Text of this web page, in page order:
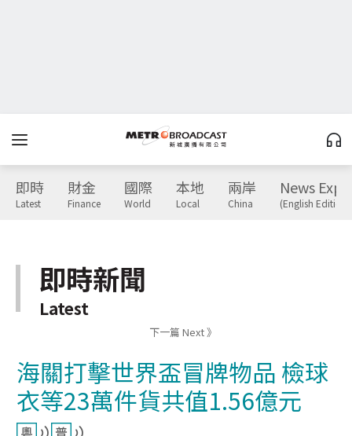
即時
Latest
財金
Finance
國際
World
本地
Local
兩岸
China
News
(English Edition)
即時新聞
Latest
下一篇 Next 》
海關打擊世界盃冒牌物品 檢球
衣等23萬件貨共值1.56億元